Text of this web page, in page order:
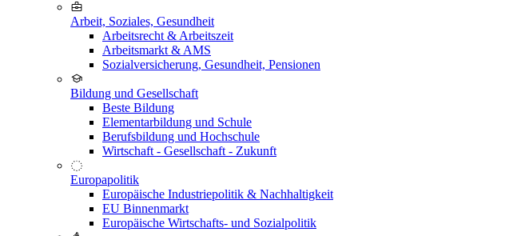
Arbeit, Soziales, Gesundheit
Arbeitsrecht & Arbeitszeit
Arbeitsmarkt & AMS
Sozialversicherung, Gesundheit, Pensionen
Bildung und Gesellschaft
Beste Bildung
Elementarbildung und Schule
Berufsbildung und Hochschule
Wirtschaft - Gesellschaft - Zukunft
Europapolitik
Europäische Industriepolitik & Nachhaltigkeit
EU Binnenmarkt
Europäische Wirtschafts- und Sozialpolitik